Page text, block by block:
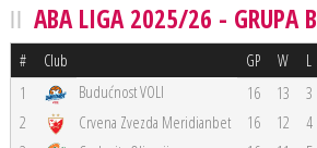
ABA LIGA 2025/26 - GRUPA B
# Club GP W L
1 Budućnost VOLI 16 13 3
2
Crvena Zvezda Meridianbet 16 12 4